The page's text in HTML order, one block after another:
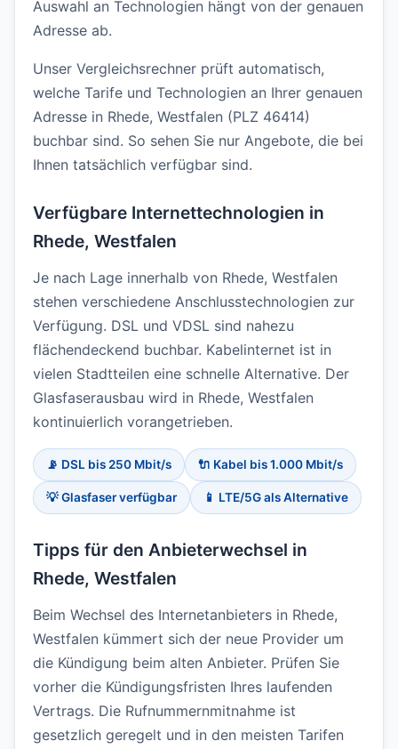
Auswahl an Technologien hängt von der genauen
Adresse ab.
Unser Vergleichsrechner prüft automatisch,
welche Tarife und Technologien an Ihrer genauen
Adresse in Rhede, Westfalen (PLZ 46414)
buchbar sind. So sehen Sie nur Angebote, die bei
Ihnen tatsächlich verfügbar sind.
Verfügbare Internettechnologien in
Rhede, Westfalen
Je nach Lage innerhalb von Rhede, Westfalen
stehen verschiedene Anschlusstechnologien zur
Verfügung. DSL und VDSL sind nahezu
flächendeckend buchbar. Kabelinternet ist in
vielen Stadtteilen eine schnelle Alternative. Der
Glasfaserausbau wird in Rhede, Westfalen
kontinuierlich vorangetrieben.
📡 DSL bis 250 Mbit/s 🔌 Kabel bis 1.000 Mbit/s
💡 Glasfaser verfügbar 📱 LTE/5G als Alternative
Tipps für den Anbieterwechsel in
Rhede, Westfalen
Beim Wechsel des Internetanbieters in Rhede,
Westfalen kümmert sich der neue Provider um
die Kündigung beim alten Anbieter. Prüfen Sie
vorher die Kündigungsfristen Ihres laufenden
Vertrags. Die Rufnummernmitnahme ist
gesetzlich geregelt und in den meisten Tarifen